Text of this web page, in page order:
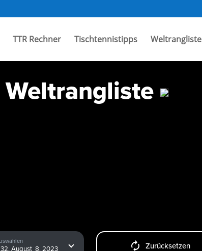
TTR Rechner Tischtennistipps Weltrangliste
Weltrangliste
Zurücksetzen